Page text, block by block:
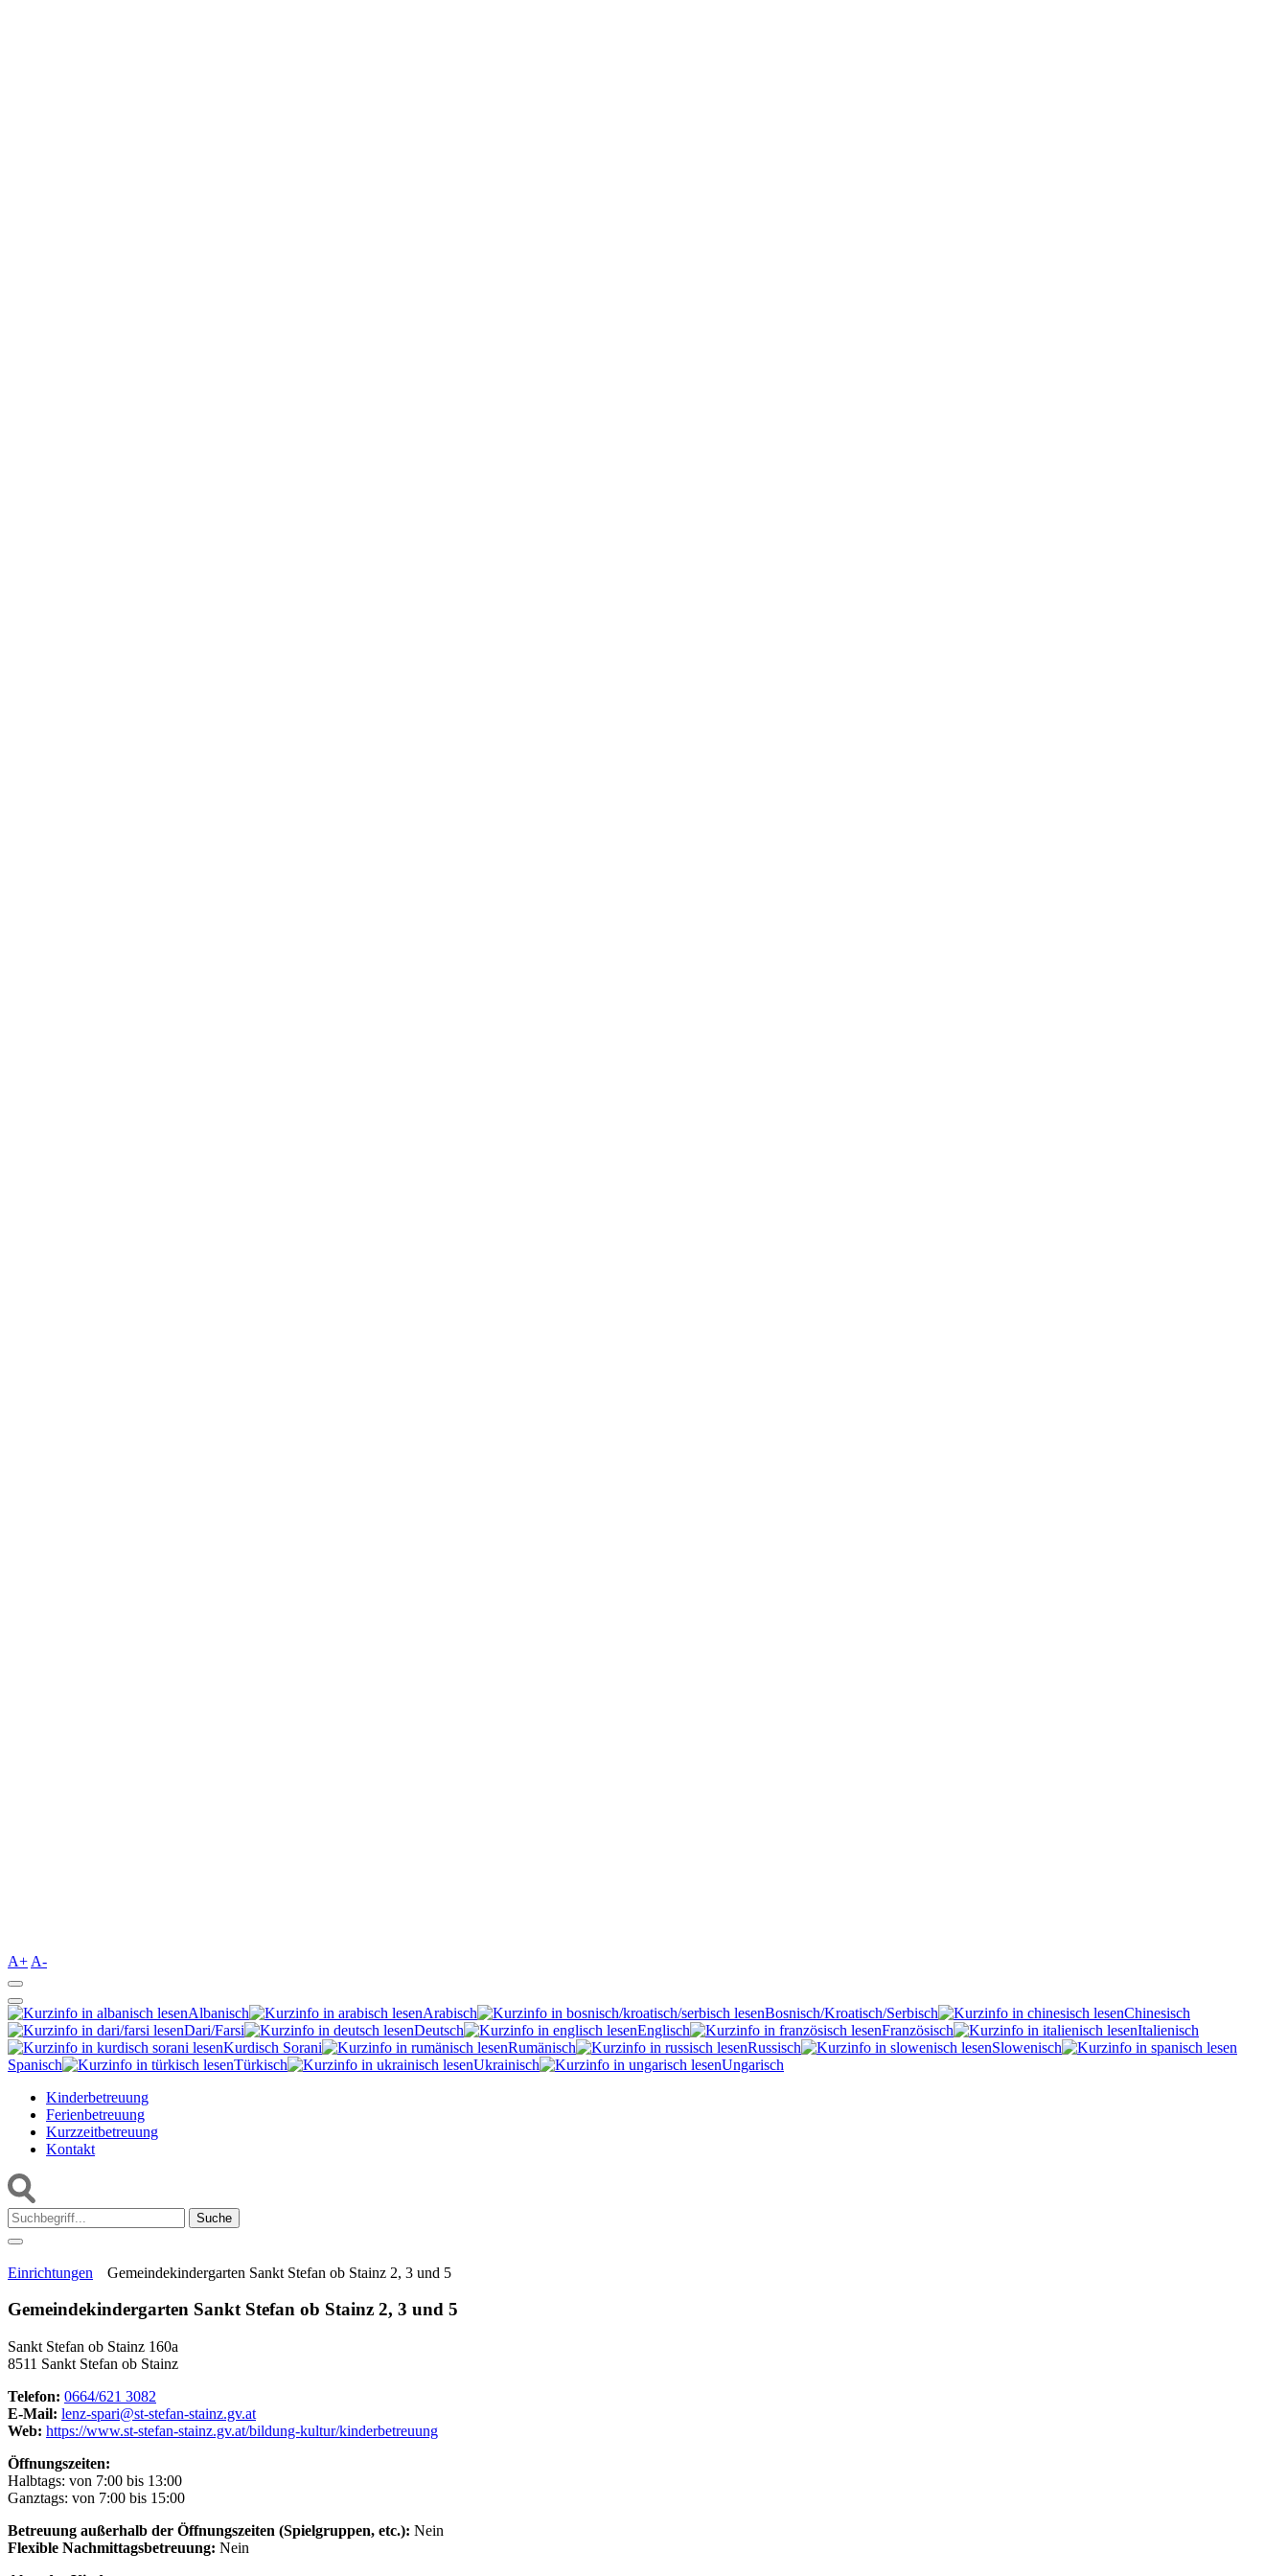
A+ A-
Albanisch Arabisch Bosnisch/Kroatisch/Serbisch
Chinesisch
Dari/Farsi
Deutsch Englisch Französisch
Italienisch
Kurdisch Sorani‎
Rumänisch Russisch
Slowenisch
Spanisch
Türkisch Ukrainisch
Ungarisch
Kinderbetreuung
Ferienbetreuung
Kurzzeitbetreuung
Kontakt
Suche:
Einrichtungen Gemeindekindergarten Sankt Stefan ob Stainz 2, 3 und 5
Gemeindekindergarten Sankt Stefan ob Stainz 2, 3 und 5
Sankt Stefan ob Stainz 160a
8511 Sankt Stefan ob Stainz
Telefon: 0664/621 3082
E-Mail: lenz-spari@st-stefan-stainz.gv.at
Web: https://www.st-stefan-stainz.gv.at/bildung-kultur/kinderbetreuung
Öffnungszeiten:
Halbtags: von 7:00 bis 13:00
Ganztags: von 7:00 bis 15:00
Betreuung außerhalb der Öffnungszeiten (Spielgruppen, etc.): Nein
Flexible Nachmittagsbetreuung: Nein